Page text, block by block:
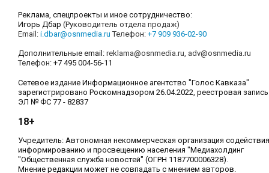
Реклама, спецпроекты и иное сотрудничество:
Игорь Дбар (Руководитель отдела продаж)
Email: i.dbar@osnmedia.ru Телефон: +7 909 936-02-90
Дополнительные email: reklama@osnmedia.ru, adv@osnmedia.ru
Телефон: +7 495 004-56-11
Сетевое издание Информационное агентство "Голос Кавказа"
зарегистрировано Роскомнадзором 26.04.2022, реестровая запись
ЭЛ № ФС 77 - 82837
18+
Учредитель: Автономная некоммерческая организация содействия
информированию и просвещению населения "Медиахолдинг
"Общественная служба новостей" (ОГРН 1187700006328).
Мнение редакции может не совпадать с мнением авторов.